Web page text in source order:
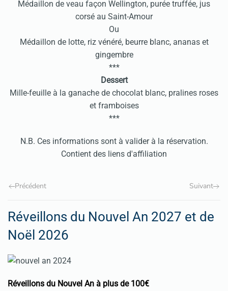
Médaillon de veau façon Wellington, purée truffée, jus
corsé au Saint-Amour
Ou
Médaillon de lotte, riz vénéré, beurre blanc, ananas et
gingembre
***
Dessert
Mille-feuille à la ganache de chocolat blanc, pralines roses
et framboises
***
N.B. Ces informations sont à valider à la réservation.
Contient des liens d'affiliation
Précédent Suivant
Réveillons du Nouvel An 2027 et de
Noël 2026
Réveillons du Nouvel An à plus de 100€